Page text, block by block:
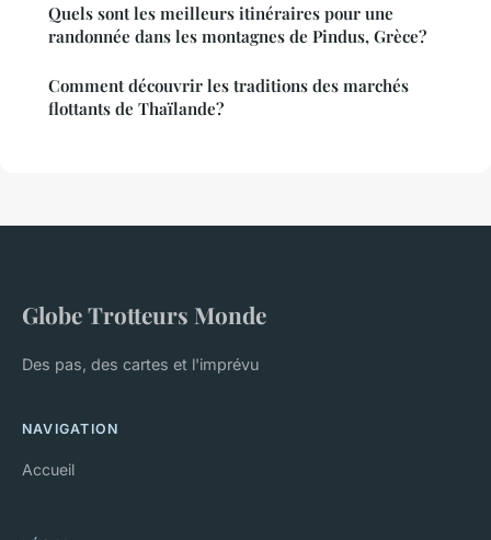
Quels sont les meilleurs itinéraires pour une
randonnée dans les montagnes de Pindus, Grèce?
Comment découvrir les traditions des marchés
flottants de Thaïlande?
Globe Trotteurs Monde
Des pas, des cartes et l'imprévu
NAVIGATION
Accueil